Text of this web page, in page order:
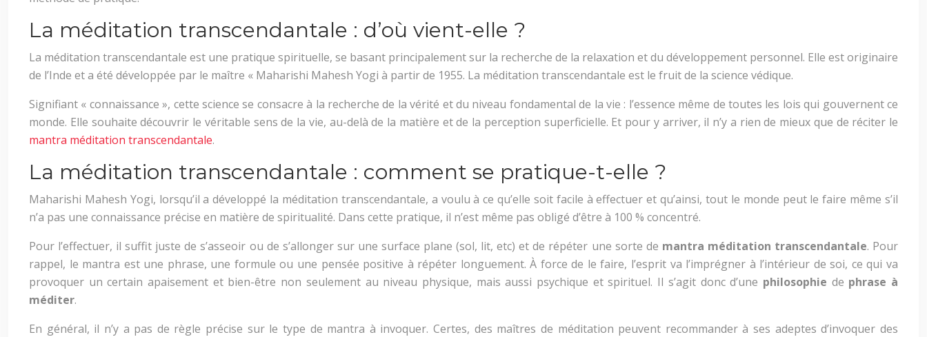
La méditation transcendantale : d’où vient-elle ?
La méditation transcendantale est une pratique spirituelle, se basant principalement sur la recherche de la relaxation et du développement personnel. Elle est originaire
de l’Inde et a été développée par le maître « Maharishi Mahesh Yogi à partir de 1955. La méditation transcendantale est le fruit de la science védique.
Signifiant « connaissance », cette science se consacre à la recherche de la vérité et du niveau fondamental de la vie : l’essence même de toutes les lois qui gouvernent ce
monde. Elle souhaite découvrir le véritable sens de la vie, au-delà de la matière et de la perception superficielle. Et pour y arriver, il n’y a rien de mieux que de réciter le
mantra méditation transcendantale.
La méditation transcendantale : comment se pratique-t-elle ?
Maharishi Mahesh Yogi, lorsqu’il a développé la méditation transcendantale, a voulu à ce qu’elle soit facile à effectuer et qu’ainsi, tout le monde peut le faire même s’il
n’a pas une connaissance précise en matière de spiritualité. Dans cette pratique, il n’est même pas obligé d’être à 100 % concentré.
Pour l’effectuer, il suffit juste de s’asseoir ou de s’allonger sur une surface plane (sol, lit, etc) et de répéter une sorte de mantra méditation transcendantale. Pour
rappel, le mantra est une phrase, une formule ou une pensée positive à répéter longuement. À force de le faire, l’esprit va l’imprégner à l’intérieur de soi, ce qui va
provoquer un certain apaisement et bien-être non seulement au niveau physique, mais aussi psychique et spirituel. Il s’agit donc d’une philosophie de phrase à
méditer.
En général, il n’y a pas de règle précise sur le type de mantra à invoquer. Certes, des maîtres de méditation peuvent recommander à ses adeptes d’invoquer des